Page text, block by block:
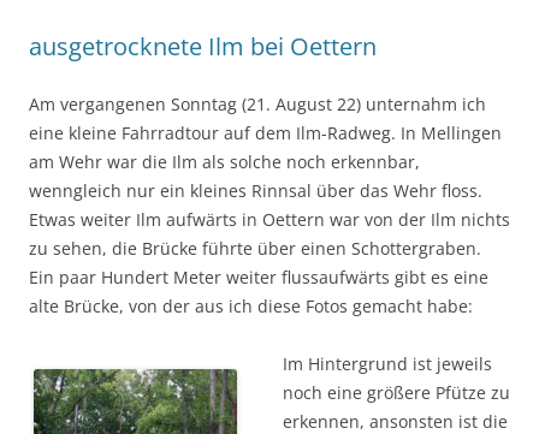
ausgetrocknete Ilm bei Oettern
Am vergangenen Sonntag (21. August 22) unternahm ich
eine kleine Fahrradtour auf dem Ilm-Radweg. In Mellingen
am Wehr war die Ilm als solche noch erkennbar,
wenngleich nur ein kleines Rinnsal über das Wehr floss.
Etwas weiter Ilm aufwärts in Oettern war von der Ilm nichts
zu sehen, die Brücke führte über einen Schottergraben.
Ein paar Hundert Meter weiter flussaufwärts gibt es eine
alte Brücke, von der aus ich diese Fotos gemacht habe:
Im Hintergrund ist jeweils
noch eine größere Pfütze zu
erkennen, ansonsten ist die